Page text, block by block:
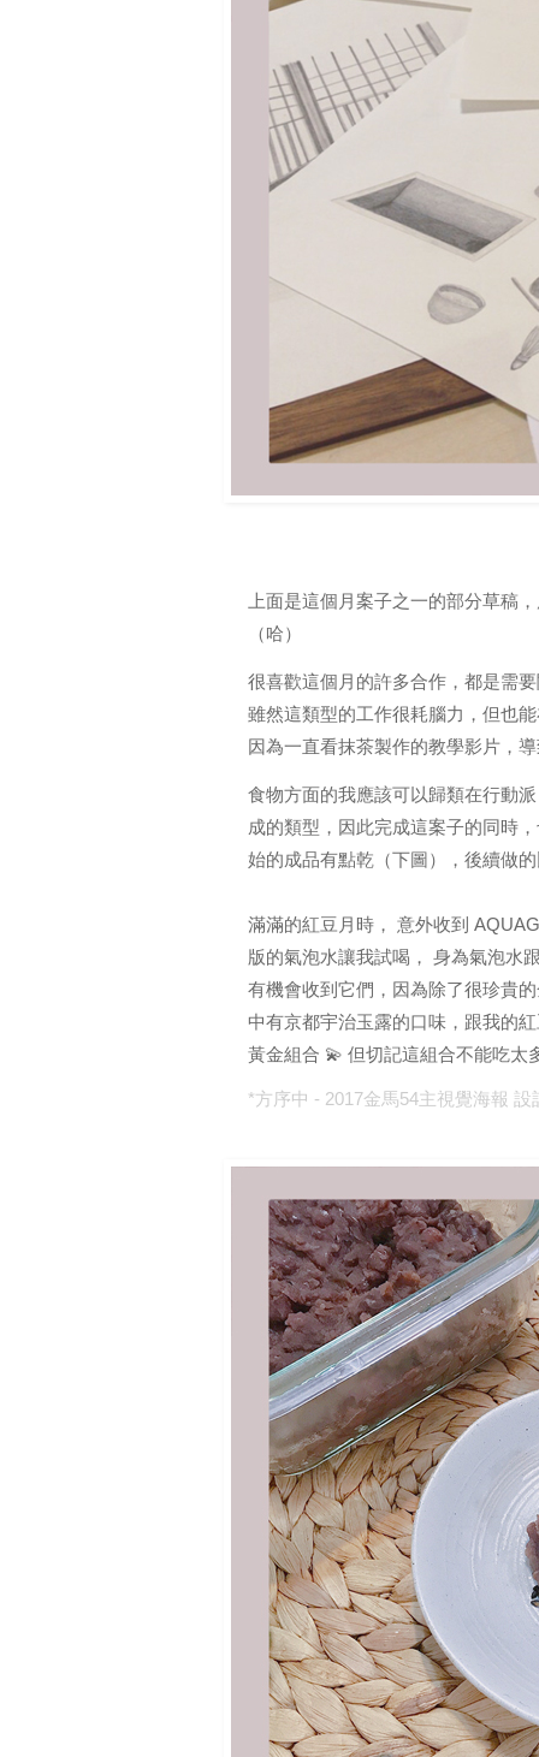
上面是這個月案子之一的部分草稿
（哈）
很喜歡這個月的許多合作，都是需
雖然這類型的工作很耗腦力，但也
因為一直看抹茶製作的教學影片 ，
食物方面的我應該可以歸類在行動
成的類型，因此完成這案子的同時
始的成品有點乾（下圖），後續做
滿滿的紅豆月時， 意外收到
版的氣泡水讓我試喝， 身為氣泡水
有機會收到它們，因為除了很珍貴
中有京都宇治玉露的口味，跟我的
黃金組合 💫 但切記這組合不能吃太
*方序中 - 2017金馬54主視覺海報 設